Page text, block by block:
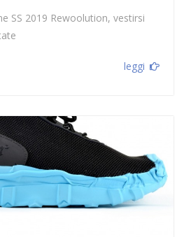
SS 2019 Rewoolution, vestirsi
leggi